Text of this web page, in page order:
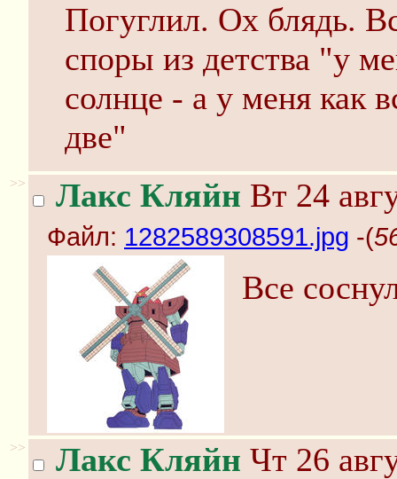
Погуглил. Ох блядь.
споры из детства "у
солнце - а у меня как
две"
>> Лакс Кляйн Вт 24
Файл: 1282589308591.jpg -(
Все
>> Лакс Кляйн Чт 26